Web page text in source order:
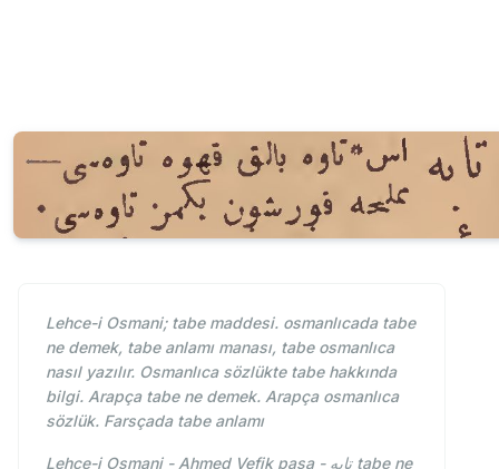
Lehce-i Osmani; tabe maddesi. osmanlıcada tabe
ne demek, tabe anlamı manası, tabe osmanlıca
nasıl yazılır. Osmanlıca sözlükte tabe hakkında
bilgi. Arapça tabe ne demek. Arapça osmanlıca
sözlük. Farsçada tabe anlamı
Lehce-i Osmani - Ahmed Vefik paşa - تابه tabe ne